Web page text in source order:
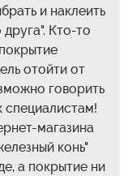
и наклеить
Кто-то
отойти от
говорить
специалистам!
магазина
конь"
а покрытие ни